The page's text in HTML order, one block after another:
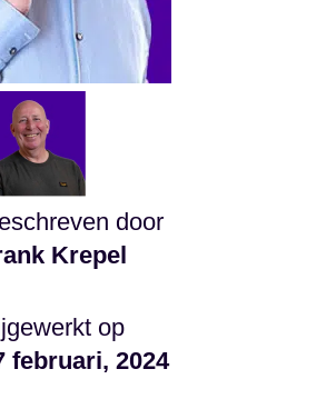
door
Krepel
op
februari, 2024